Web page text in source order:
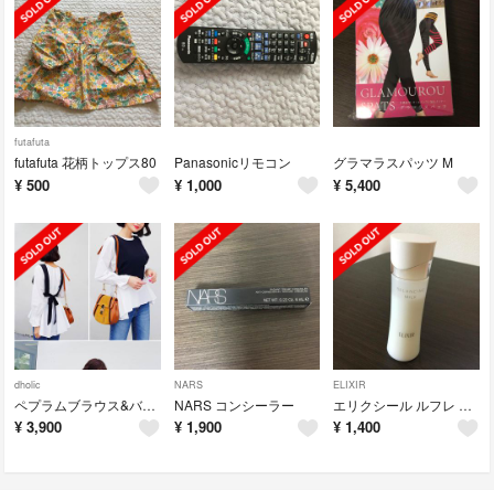
futafuta
futafuta 花柄トップス80
¥ 500
Panasonicリモコン
¥ 1,000
グラマラスパッツ M
¥ 5,400
dholic
ペプラムブラウス&バックタイベストSET
¥ 3,900
NARS
NARS コンシーラー
¥ 1,900
ELIXIR
エリクシール ルフレ バランシングミルクⅠ
¥ 1,400